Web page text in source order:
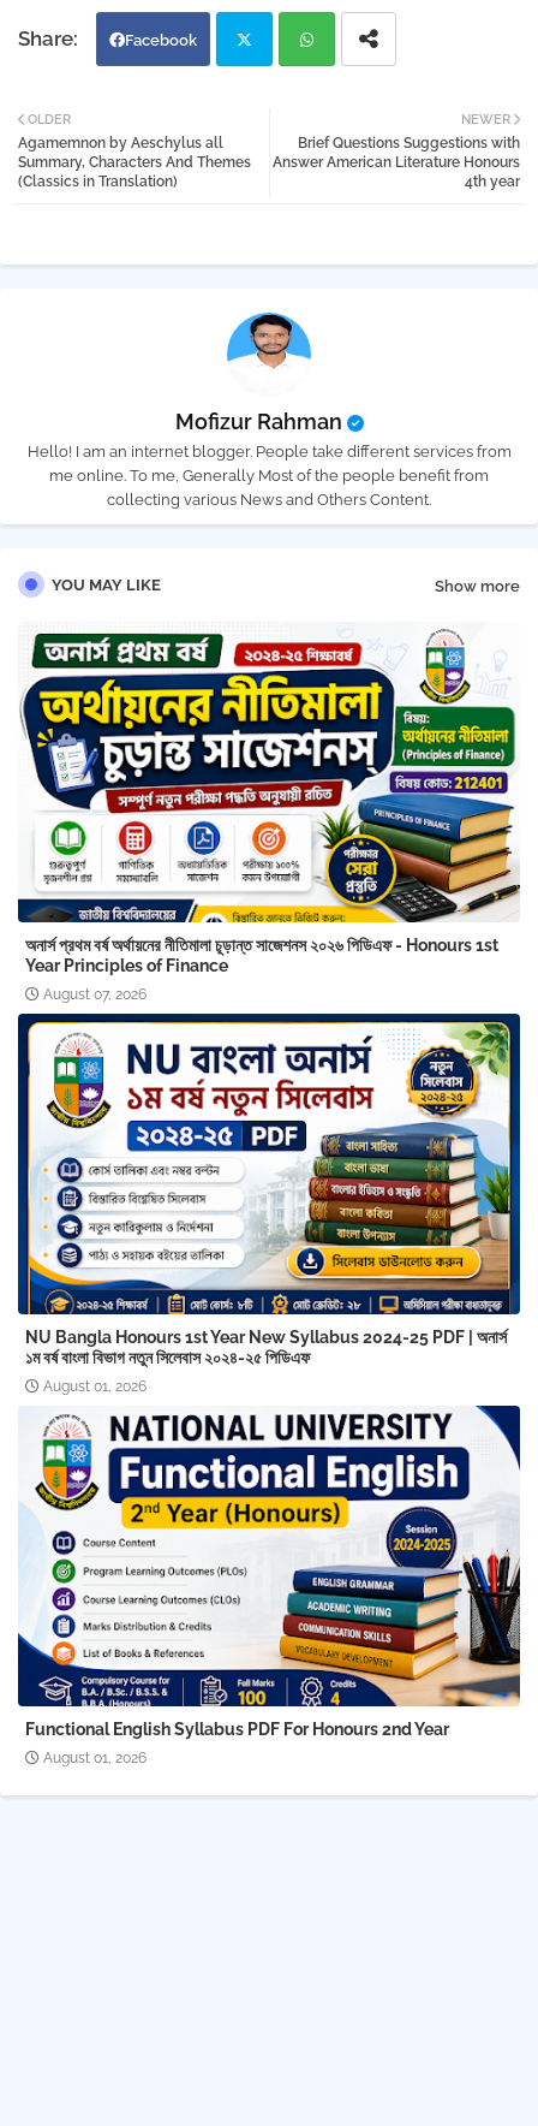
Facebook
atsa
NEWER
Brief Questions Suggestions with
Answer American Literature Honours
4th year
OLDER
Agamemnon by Aeschylus all
Summary, Characters And Themes
(Classics in Translation)
Mofizur Rahman
Hello! I am an internet blogger. People take different services from
me online. To me, Generally Most of the people benefit from
collecting various News and Others Content.
YOU MAY LIKE Show more
অনার্স প্রথম বর্ষ অর্থায়নের নীতিমালা চূড়ান্ত সাজেশনস ২০২৬ পিডিএফ - Honours 1st
Year Principles of Finance
August 07, 2026
NU Bangla Honours 1st Year New Syllabus 2024-25 PDF | অনার্স
১ম বর্ষ বাংলা বিভাগ নতুন সিলেবাস ২০২৪-২৫ পিডিএফ
August 01, 2026
Functional English Syllabus PDF For Honours 2nd Year
August 01, 2026